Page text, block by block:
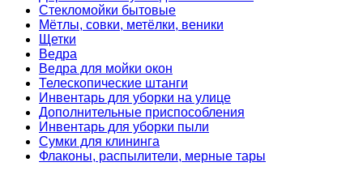
Стекломойки бытовые
Мётлы, совки, метёлки, веники
Щетки
Ведра
Ведра для мойки окон
Телескопические штанги
Инвентарь для уборки на улице
Дополнительные приспособления
Инвентарь для уборки пыли
Сумки для клининга
Флаконы, распылители, мерные тары